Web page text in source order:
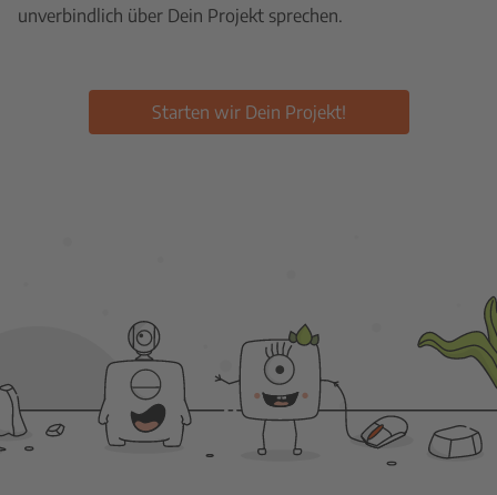
unverbindlich über Dein Projekt sprechen.
Starten wir Dein Projekt!